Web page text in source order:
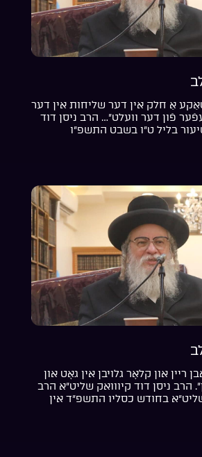
אַ חלק אין דער שליחות אין דער
פֿון דער וועלט”… הרב ניסן דוד
בליל ט”ו בשבט התשפ”ו
ריין און קלאָר גלויבן אין גאָט און
הרב ניסן דוד קיווואק שליט”א הרב
בחודש כסליו התשפ”ד אין